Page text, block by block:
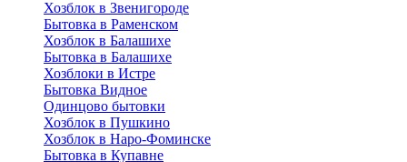
Хозблок в Звенигороде
Бытовка в Раменском
Хозблок в Балашихе
Бытовкa в Балашихе
Хозблоки в Истре
Бытовка Видное
Одинцово бытовки
Хозблок в Пушкино
Хозблок в Наро-Фоминске
Бытовка в Купавне